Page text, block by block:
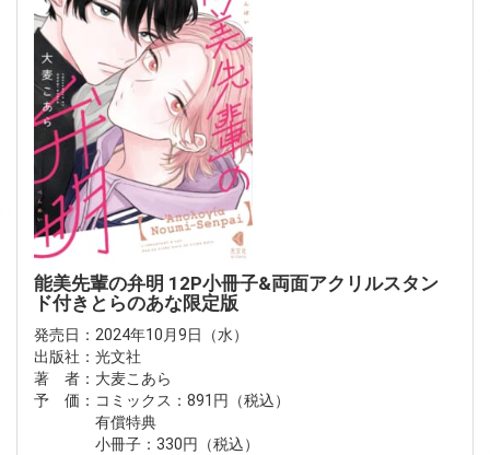
能美先輩の弁明 12P小冊子&両面アクリルスタン
ド付きとらのあな限定版
発売日：2024年10月9日（水）
出版社：光文社
著 者：大麦こあら
予 価：コミックス：891円（税込）
有償特典
小冊子：330円（税込）